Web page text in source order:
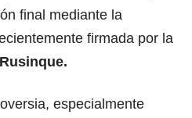
final mediante la
firmada por la
especialmente